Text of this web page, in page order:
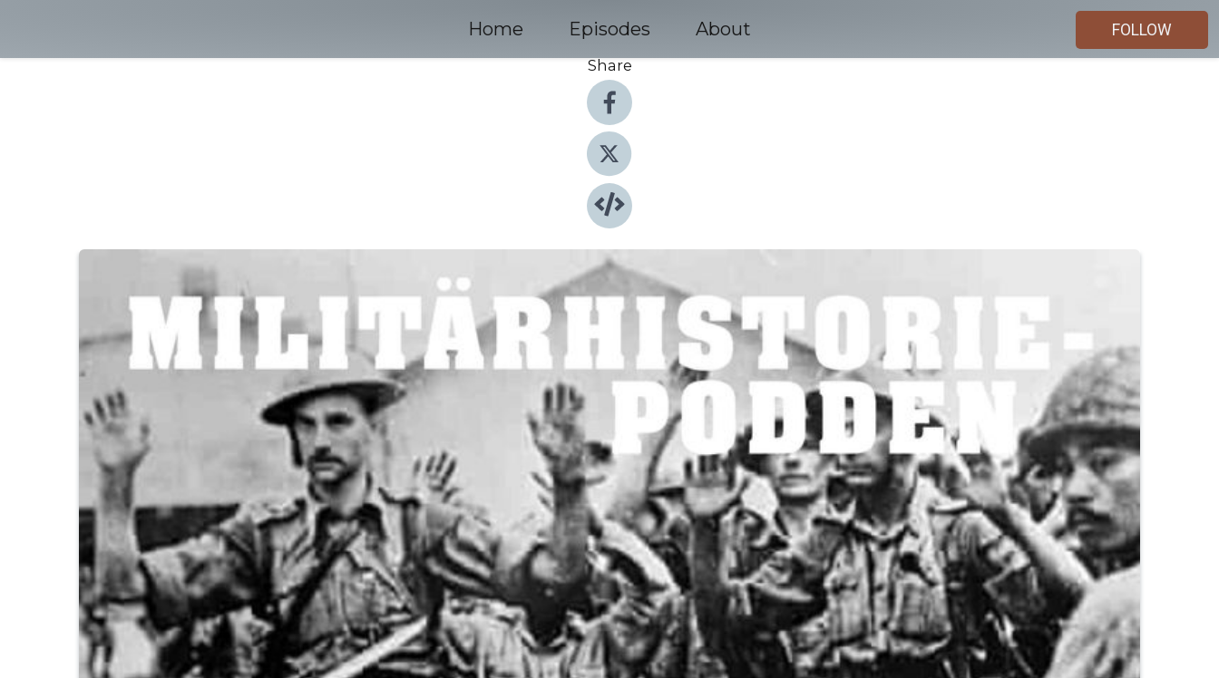
Home Episodes About
FOLLOW
Share